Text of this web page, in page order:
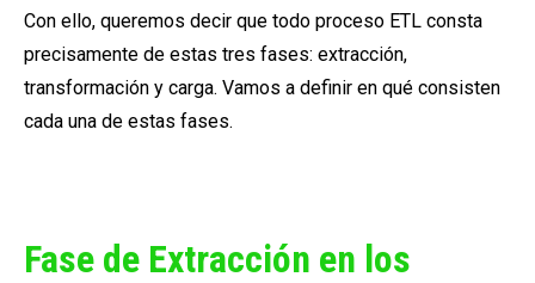
Con ello, queremos decir que todo proceso ETL consta
precisamente de estas tres fases: extracción,
transformación y carga. Vamos a definir en qué consisten
cada una de estas fases.
Fase de Extracción en los